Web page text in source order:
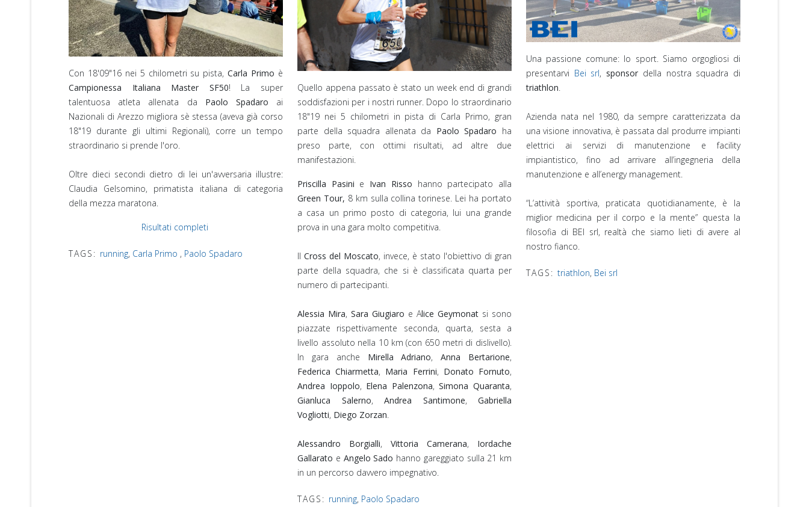
Con 18'09"16 nei 5 chilometri su pista,Carla Primo è
Campionessa Italiana Master
SF50! La super
talentuosa atleta allenata da Paolo Spadaro ai
Nazionali di Arezzo migliora sè stessa (aveva già corso
18"19 durante gli ultimi Regionali), corre un tempo
straordinario si prende l'oro.
Oltre dieci secondi dietro di lei un'avversaria illustre:
Claudia Gelsomino, primatista italiana di categoria
della mezza maratona.⁣
Risultati completi
TAGS: running, Carla Primo , Paolo Spadaro
Quello appena passato è stato un week end di grandi
soddisfazioni per i nostri runner. Dopo lo straordinario
18"19 nei 5 chilometri in pista di Carla Primo, gran
parte della squadra allenata da Paolo Spadaro ha
preso parte, con ottimi risultati, ad altre due
manifestazioni.
Priscilla Pasini e Ivan Risso hanno partecipato alla
Green Tour, 8 km sulla collina torinese. Lei ha portato
a casa un primo posto di categoria, lui una grande
prova in una gara molto competitiva.
Il Cross del Moscato, invece, è stato l'obiettivo di gran
parte della squadra, che si è classificata quarta per
numero di partecipanti. ⁣
Alessia Mira, Sara Giugiaro e Alice Geymonat si sono
piazzate rispettivamente seconda, quarta, sesta a
livello assoluto nella 10 km (con 650 metri di dislivello).⁣
In gara anche Mirella Adriano,Anna Bertarione,
Federica Chiarmetta, Maria Ferrini, Donato Fornuto,
Andrea Ioppolo, Elena Palenzona,Simona Quaranta,
Gianluca Salerno, Andrea Santimone, Gabriella
Vogliotti, Diego Zorzan.
Alessandro Borgialli, Vittoria Camerana, Iordache
Gallarato e Angelo Sado hanno gareggiato sulla 21 km
in un percorso davvero impegnativo.
TAGS: running, Paolo Spadaro
Una passione comune: lo sport. Siamo orgogliosi di
presentarvi Bei srl, sponsor della nostra squadra di
triathlon.⁣
Azienda nata nel 1980, da sempre caratterizzata da
una visione innovativa, è passata dal produrre impianti
elettrici ai servizi di manutenzione e facility
impiantistico, fino ad arrivare all’ingegneria della
manutenzione e all’energy management.⁣
“L’attività sportiva, praticata quotidianamente, è la
miglior medicina per il corpo e la mente” questa la
filosofia di BEI srl, realtà che siamo lieti di avere al
nostro fianco. ⁣
TAGS: triathlon, Bei srl